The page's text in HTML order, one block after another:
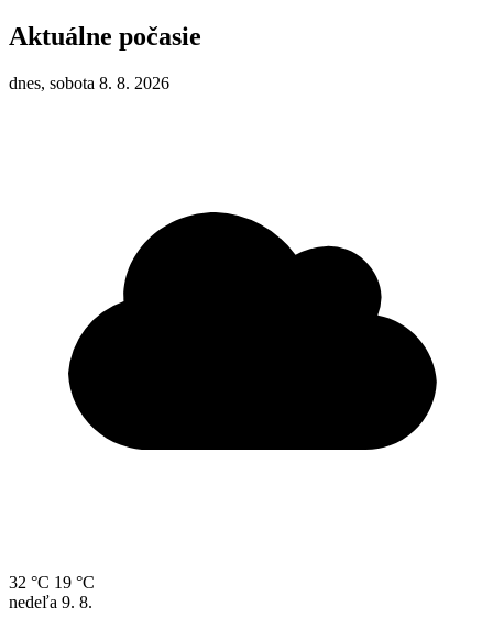
Aktuálne počasie
dnes, sobota 8. 8. 2026
32 °C 19 °C
nedeľa 9. 8.